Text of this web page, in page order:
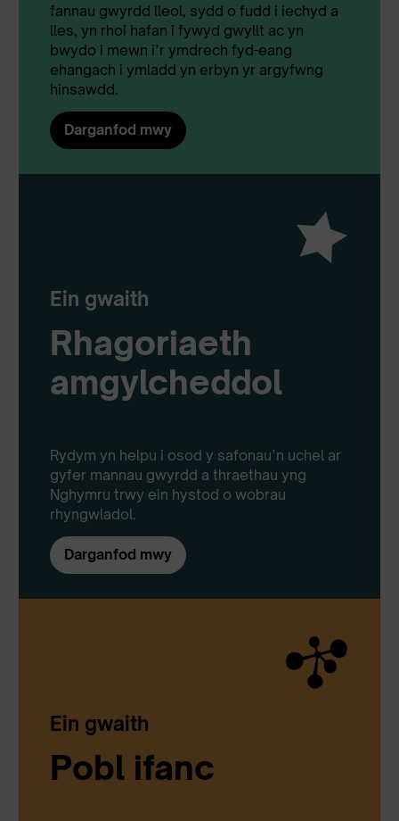
fannau gwyrdd lleol, sydd o fudd i iechyd a
lles, yn rhoi hafan i fywyd gwyllt ac yn
bwydo i mewn i’r ymdrech fyd-eang
ehangach i ymladd yn erbyn yr argyfwng
hinsawdd.
Darganfod mwy
Ein gwaith
Rhagoriaeth
amgylcheddol
Rydym yn helpu i osod y safonau’n uchel ar
gyfer mannau gwyrdd a thraethau yng
Nghymru trwy ein hystod o wobrau
rhyngwladol.
Darganfod mwy
Ein gwaith
Pobl ifanc